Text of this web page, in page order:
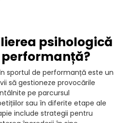
psihologică
sportul de performanță este un
să gestioneze provocările
pe parcursul
sau în diferite etape ale
include strategii pentru